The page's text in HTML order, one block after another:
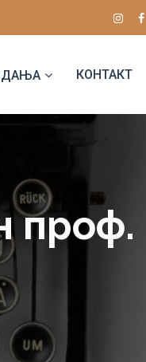
КОНТАКТ
проф.